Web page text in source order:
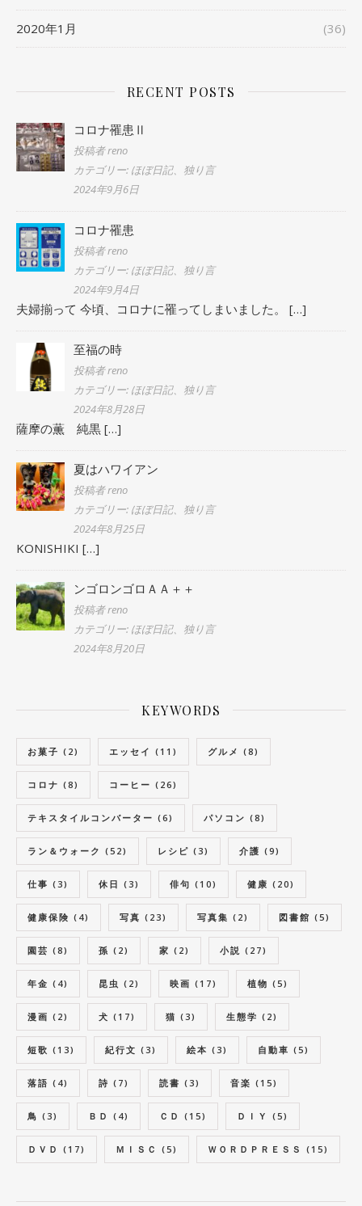
2020年1月 (36)
RECENT POSTS
コロナ罹患Ⅱ
投稿者 reno
カテゴリー: ほぼ日記、独り言
2024年9月6日
コロナ罹患
投稿者 reno
カテゴリー: ほぼ日記、独り言
2024年9月4日
夫婦揃って 今頃、コロナに罹ってしまいました。 […]
至福の時
投稿者 reno
カテゴリー: ほぼ日記、独り言
2024年8月28日
薩摩の薫 純黒 […]
夏はハワイアン
投稿者 reno
カテゴリー: ほぼ日記、独り言
2024年8月25日
KONISHIKI […]
ンゴロンゴロＡＡ＋＋
投稿者 reno
カテゴリー: ほぼ日記、独り言
2024年8月20日
KEYWORDS
お菓子 (2) エッセイ (11) グルメ (8)
コロナ (8) コーヒー (26)
テキスタイルコンバーター (6) パソコン (8)
ラン＆ウォーク (52) レシピ (3) 介護 (9)
仕事 (3) 休日 (3) 俳句 (10) 健康 (20)
健康保険 (4) 写真 (23) 写真集 (2) 図書館 (5)
園芸 (8) 孫 (2) 家 (2) 小説 (27)
年金 (4) 昆虫 (2) 映画 (17) 植物 (5)
漫画 (2) 犬 (17) 猫 (3) 生態学 (2)
短歌 (13) 紀行文 (3) 絵本 (3) 自動車 (5)
落語 (4) 詩 (7) 読書 (3) 音楽 (15)
鳥 (3) ＢＤ (4) ＣＤ (15) ＤＩＹ (5)
ＤＶＤ (17) ＭＩＳＣ (5) ＷＯＲＤＰＲＥＳＳ (15)